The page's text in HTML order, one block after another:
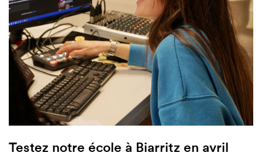
Testez notre école à Biarritz en avril